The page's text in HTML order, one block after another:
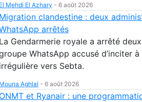
El Mehdi El Azhary - 6 août 2026
Migration clandestine : deux
arrêtés
La Gendarmerie royale a arrêté
WhatsApp accusé d’inciter
irrégulière vers Sebta.
Mouna Aghlal - 6 août 2026
ONMT et Ryanair : une